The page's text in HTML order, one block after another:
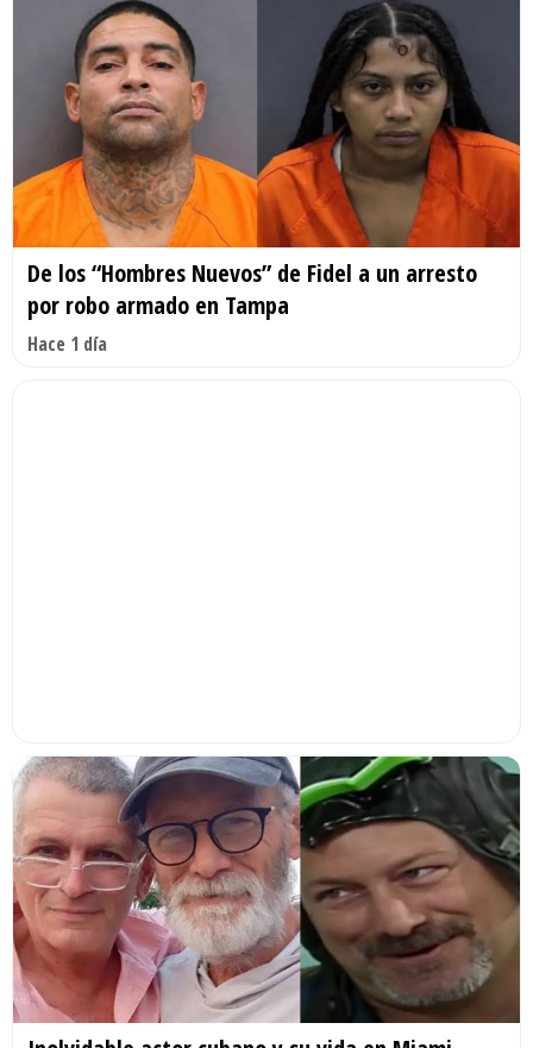
De los “Hombres Nuevos” de Fidel a un arresto
por robo armado en Tampa
Hace 1 día